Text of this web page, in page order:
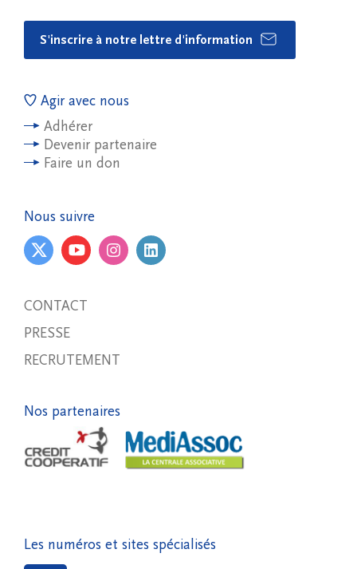
S'inscrire à notre lettre d'information
Agir avec nous
Adhérer
Devenir partenaire
Faire un don
Nous suivre
CONTACT
PRESSE
RECRUTEMENT
Nos partenaires
Les numéros et sites spécialisés